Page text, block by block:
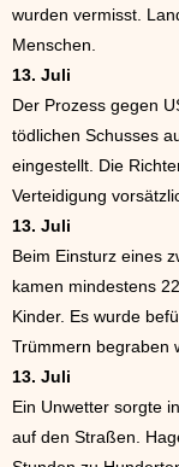
wurden vermisst.
Menschen.
13. Juli
Der Prozess gegen
tödlichen Schusses
eingestellt. Die
Verteidigung
13. Juli
Beim Einsturz eines
kamen mindestens
Kinder. Es wurde
Trümmern begraben
13. Juli
Ein Unwetter sorgte
auf den Straßen.